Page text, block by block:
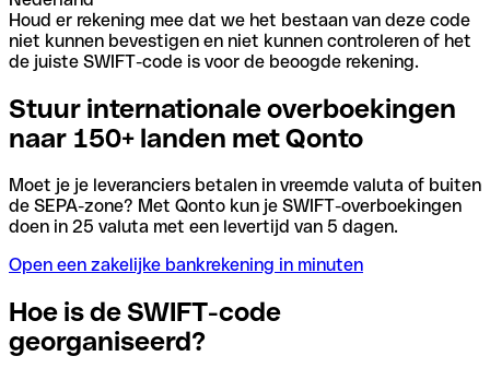
Houd er rekening mee dat we het bestaan van deze code
niet kunnen bevestigen en niet kunnen controleren of het
de juiste SWIFT-code is voor de beoogde rekening.
Stuur internationale overboekingen
naar 150+ landen met Qonto
Moet je je leveranciers betalen in vreemde valuta of buiten
de SEPA-zone? Met Qonto kun je SWIFT-overboekingen
doen in 25 valuta met een levertijd van 5 dagen.
Open een zakelijke bankrekening in minuten
Hoe is de SWIFT-code
georganiseerd?